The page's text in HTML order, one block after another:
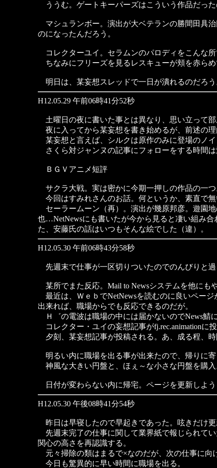
ううむ。ゲートキーパーズはこういう作品だった
マシュランボー。演出が大ベテランの勝間田具
のになったんだろう。
コレクターユイ。セラムンのパロディをこんな所
ちなみにフリーズを見るレスキューが頬を赤らめ
明日は、某妄想スレッドで一日が潰れるのだろう
H12.05.29 午前06時41分52秒
土曜日の夜に書いた事とは異なり、思い立って
夜に入ってから某妄想を書き始めるが、前述の
某妄想と言えば、シルクは原作のみに登場のノ
さくら対ジャンヌの記事にフォローをする時間は
ＢＧＶアニメ短評
サクラ大戦。実は密かに今期一押しの作品の一
今回はすみれさんのお話。何というか、素直で無
セーラームーン（再）。演出が幾原邦彦。遊園
也…NetNewsにも書いたが今から見ると凄い組み
た、安藤氏の話はいつもそんな絵でした（違）。
H12.05.30 午前06時43分58秒
先週末で仕事が一区切りついたのでのんびりと
某所でまた反応。Mail to Newsシステムを他にも
最近は、ＷｅｂでNetNewsを読むのに良いペー
出来れば、職場からでも反応できるのだが。
Ｈ゛の電波は職場の中には届かないのでNews鯖
コレクター・ユイの妄想記事がfj.rec.animationに
夕刻、某妄想記事が投稿される。あ、成る程、
明るい内に職場を出る事が出来たので、帰りに寄
神風な大きい円盤と、ほぇ～な小さな円盤を購
日付が変わらない内に帰宅。ページを更新しよう
H12.05.30 午後08時41分54秒
昨日は早寝したので早起きであった。呟きだけ更
先週末完了の仕事に関して業界紙で報じられて
関心の高さを再認識する。
元々掃除の類はまるで×なのだが、次の仕事に向
今日も驚異的に早い時間に職場を出る。